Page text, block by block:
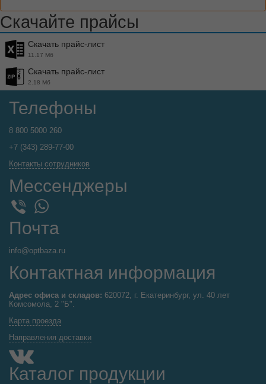
Скачайте прайсы
Скачать прайс-лист
11.17 Мб
Скачать прайс-лист
2.18 Мб
Телефоны
8 800 5000 260
+7 (343) 289-77-00
Контакты сотрудников
Мессенджеры
WhatsApp
Почта
info@optbaza.ru
Контактная информация
Адрес офиса и складов: 620072, г. Екатеринбург, ул. 40 лет
Комсомола, 2 "Б".
Карта проезда
Направления доставки
Каталог продукции